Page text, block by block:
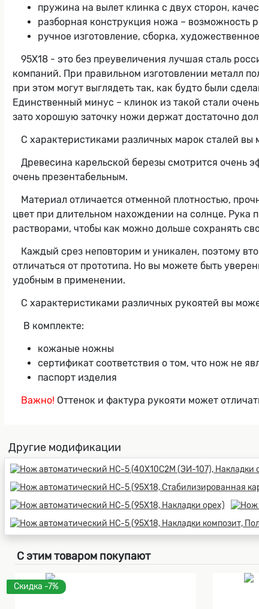
пружина на вылет клинка с двух сторон,
разборная конструкция ножа – возможность
ручное изготовление, сборка,
95Х18 - это без преувеличения лучшая сталь
компаний. При правильном изготовлении металл
при этом могут выглядеть так, как будто были
Единственный минус – клинок из такой стали
зато хорошую заточку ножи держат достаточно
С характеристиками различных марок сталей вы
Древесина карельской березы смотрится очень
очень презентабельным.
Материал отличается отменной плотностью,
цвет при длительном нахождении на солнце. Рука
растворами, чтобы как можно дольше сохранять
Каждый срез неповторим и уникален, поэтому
отличаться от прототипа. Но вы можете быть
удобным в применении.
С характеристиками различных рукоятей вы
В комплекте:
кожаные ножны
сертификат соответствия о том, что нож не
паспорт изделия
Важно! Оттенок и фактура рукояти может
Другие модификации
С этим товаром покупают
Скидка -7%